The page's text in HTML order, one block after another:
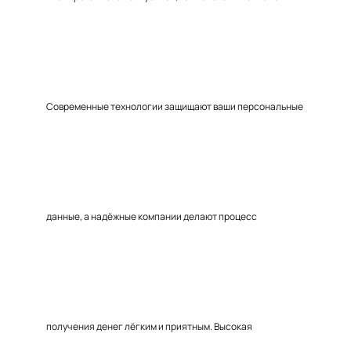
Современные технологии защищают ваши персональные
данные, а надёжные компании делают процесс
получения денег лёгким и приятным. Высокая